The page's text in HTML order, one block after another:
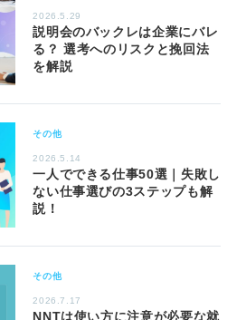
2026.5.29
説明会のバックレは企業にバレ
る？ 選考へのリスクと挽回法
を解説
その他
2026.5.14
一人でできる仕事50選｜失敗し
ない仕事選びの3ステップも解
説！
その他
2026.7.17
NNTは使い方に注意が必要な就